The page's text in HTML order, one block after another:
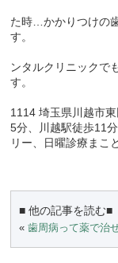
何
た時…かかりつけの
ま
ンタルクリニックで
1114 埼玉県川越市
5分、川越駅徒歩11
リー、日曜診療まこ
■ 他の記事を読む■
«歯周病って薬で治